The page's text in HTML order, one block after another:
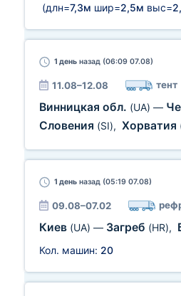
(длн=7,3м шир=2,5м выс=
1 день назад (06:09 07.08)
11.08–12.08 тент
Винницкая обл. (UA) —
Словения (SI), Хорватия
1 день назад (05:19 07.08)
09.08–07.02
Киев (UA) — Загреб (HR),
Кол. машин: 20